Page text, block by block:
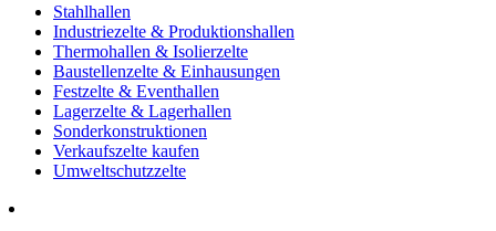
Stahlhallen
Industriezelte & Produktionshallen
Thermohallen & Isolierzelte
Baustellenzelte & Einhausungen
Festzelte & Eventhallen
Lagerzelte & Lagerhallen
Sonderkonstruktionen
Verkaufszelte kaufen
Umweltschutzzelte